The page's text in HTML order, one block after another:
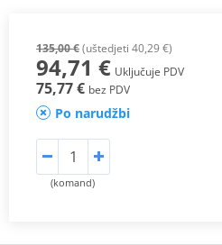
135,00 €(uštedjeti 40,29 €)
94,71 € Uključuje PDV
75,77 € bez PDV
Po narudžbi
(komand)